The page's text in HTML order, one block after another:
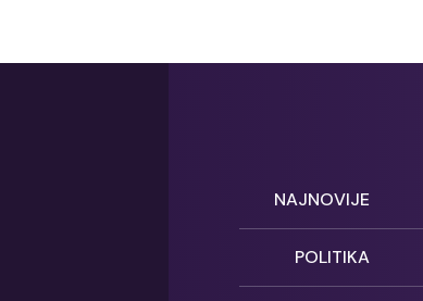
NAJNOVIJE
POLITIKA